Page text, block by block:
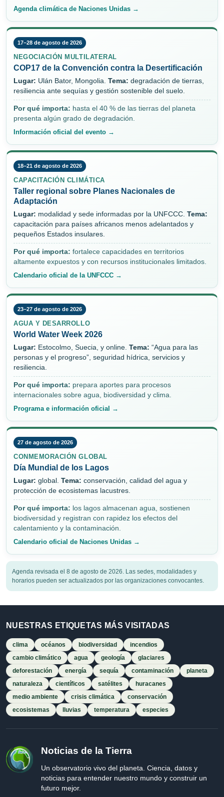
Agenda climática de Naciones Unidas →
17–28 de agosto de 2026
NEGOCIACIÓN MULTILATERAL
COP17 de la Convención contra la Desertificación
Lugar: Ulán Bator, Mongolia. Tema: degradación de tierras,
resiliencia ante sequías y gestión sostenible del suelo.
Por qué importa: hasta el 40 % de las tierras del planeta
presenta algún grado de degradación.
Información oficial del evento →
18–21 de agosto de 2026
CAPACITACIÓN CLIMÁTICA
Taller regional sobre Planes Nacionales de
Adaptación
Lugar: modalidad y sede informadas por la UNFCCC. Tema:
capacitación para países africanos menos adelantados y
pequeños Estados insulares.
Por qué importa: fortalece capacidades en territorios
altamente expuestos y con recursos institucionales limitados.
Calendario oficial de la UNFCCC →
23–27 de agosto de 2026
AGUA Y DESARROLLO
World Water Week 2026
Lugar: Estocolmo, Suecia, y online. Tema: “Agua para las
personas y el progreso”, seguridad hídrica, servicios y
resiliencia.
Por qué importa: prepara aportes para procesos
internacionales sobre agua, biodiversidad y clima.
Programa e información oficial →
27 de agosto de 2026
CONMEMORACIÓN GLOBAL
Día Mundial de los Lagos
Lugar: global. Tema: conservación, calidad del agua y
protección de ecosistemas lacustres.
Por qué importa: los lagos almacenan agua, sostienen
biodiversidad y registran con rapidez los efectos del
calentamiento y la contaminación.
Calendario oficial de Naciones Unidas →
Agenda revisada el 8 de agosto de 2026. Las sedes, modalidades y
horarios pueden ser actualizados por las organizaciones convocantes.
NUESTRAS ETIQUETAS MÁS VISITADAS
clima océanos biodiversidad
incendios
cambio climático
agua geología
glaciares
deforestación
energía sequía contaminación
planeta
naturaleza
científicos satélites
huracanes
medio ambiente
crisis climática
conservación
ecosistemas
lluvias temperatura especies
Noticias de la Tierra
Un observatorio vivo del planeta. Ciencia, datos y
noticias para entender nuestro mundo y construir un
futuro mejor.